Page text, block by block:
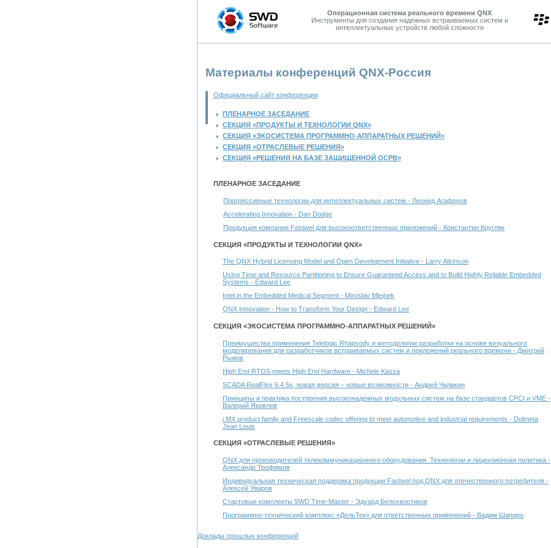
Операционная система реального времени QNX
Инструменты для создания надёжных встраиваемых систем и
интеллектуальных устройств любой сложности
Материалы конференций QNX-Россия
Официальный сайт конференции
ПЛЕНАРНОЕ ЗАСЕДАНИЕ
СЕКЦИЯ «ПРОДУКТЫ И ТЕХНОЛОГИИ QNX»
СЕКЦИЯ «ЭКОСИСТЕМА ПРОГРАММНО-АППАРАТНЫХ РЕШЕНИЙ»
СЕКЦИЯ «ОТРАСЛЕВЫЕ РЕШЕНИЯ»
СЕКЦИЯ «РЕШЕНИЯ НА БАЗЕ ЗАЩИЩЕННОЙ ОСРВ»
ПЛЕНАРНОЕ ЗАСЕДАНИЕ
Прогрессивные технологии для интеллектуальных систем - Леонид Агафонов
Accelerating Innovation - Dan Dodge
Продукция компании Fastwel для высокоответственных приложений - Константин Кругляк
СЕКЦИЯ «ПРОДУКТЫ И ТЕХНОЛОГИИ QNX»
The QNX Hybrid Licensing Model and Open Development Initiative - Larry Atkinson
Using Time and Resource Partitioning to Ensure Guaranteed Access and to Build Highly Reliable Embedded
Systems - Edward Lee
Intel in the Embedded Medical Segment - Miroslav Mlejnek
QNX Innovation - How to Transform Your Design - Edward Lee
СЕКЦИЯ «ЭКОСИСТЕМА ПРОГРАММНО-АППАРАТНЫХ РЕШЕНИЙ»
Преимущества применения Telelogic Rhapsody и методологии разработки на основе визуального
моделирования для разработчиков встраиваемых систем и приложений реального времени - Дмитрий
Рыжов
High End RTOS meets High End Hardware - Michele Kasza
SCADA RealFlex 6.4.5x, новая версия – новые возможности - Андрей Чиликин
Принципы и практика построения высоконадежных модульных систем на базе стандартов CPCI и VME -
Валерий Яковлев
i.MX product family and Freescale codec offering to meet automotive and industrial requirements - Dolmeta
Jean Louis
СЕКЦИЯ «ОТРАСЛЕВЫЕ РЕШЕНИЯ»
QNX для производителей телекоммуникационного оборудования. Технологии и лицензионная политика -
Александр Трофимов
Индивидуальная техническая поддержка продукции Fastwel под QNX для отечественного потребителя -
Алексей Уваров
Стартовые комплекты SWD Time-Master - Эдуард Белохвостиков
Программно-технический комплекс «ДельТек» для ответственных применений - Вадим Шапиро
Доклады прошлых конференций